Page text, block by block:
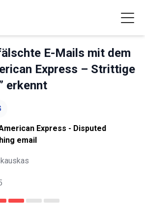
E-Mails mit dem
Express – Strittige
erkennt
Express - Disputed
email